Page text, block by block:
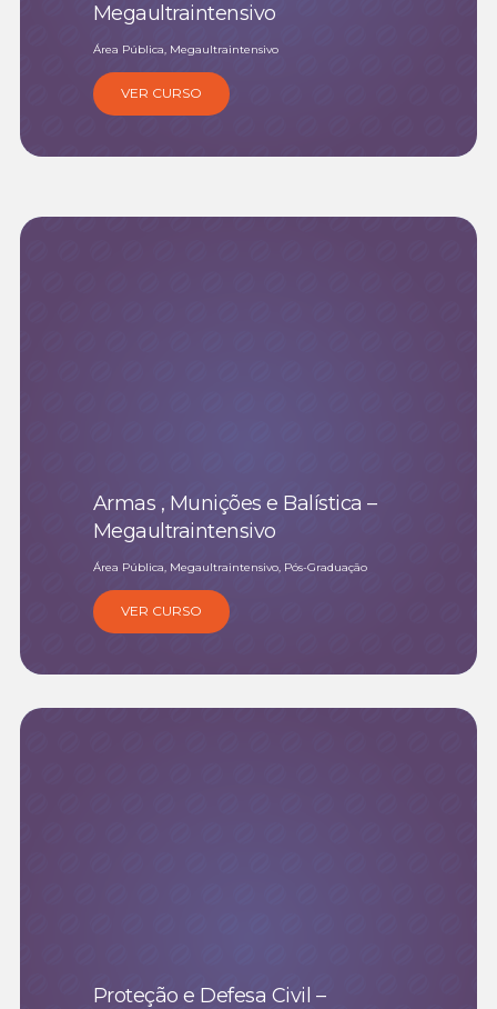
Megaultraintensivo
Área Pública, Megaultraintensivo
VER CURSO
Armas , Munições e Balística –
Megaultraintensivo
Área Pública, Megaultraintensivo, Pós-Graduação
VER CURSO
Proteção e Defesa Civil –